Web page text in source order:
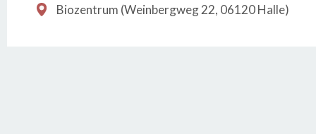
Biozentrum (Weinbergweg 22, 06120 Halle)